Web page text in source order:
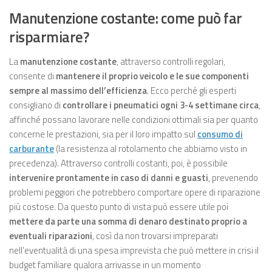
Manutenzione costante: come può far
risparmiare?
Lamanutenzione costante, attraverso controlli regolari,
consente di mantenere il proprio veicolo e le sue componenti
sempre al massimo dell’efficienza. Ecco perché gli esperti
consigliano di controllare i pneumatici ogni 3-4 settimane circa,
affinché possano lavorare nelle condizioni ottimali sia per quanto
concerne le prestazioni, sia per il loro impatto sul consumo di
carburante(la resistenza al rotolamento che abbiamo visto in
precedenza). Attraverso controlli costanti, poi, è possibile
intervenire prontamente in caso di danni e guasti, prevenendo
problemi peggiori che potrebbero comportare opere di riparazione
più costose. Da questo punto di vista può essere utile poi
mettere da parte una somma di denaro destinato proprio a
eventuali riparazioni, così da non trovarsi impreparati
nell’eventualità di una spesa imprevista che può mettere in crisi il
budget familiare qualora arrivasse in un momento